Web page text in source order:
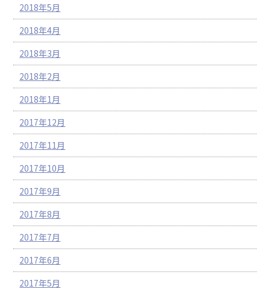
2018年5月
2018年4月
2018年3月
2018年2月
2018年1月
2017年12月
2017年11月
2017年10月
2017年9月
2017年8月
2017年7月
2017年6月
2017年5月